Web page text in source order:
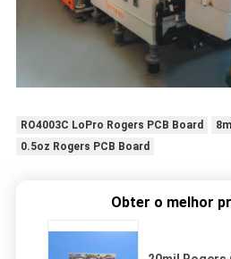
RO4003C LoPro Rogers PCB Board
0.5oz Rogers PCB Board
Obter o melhor